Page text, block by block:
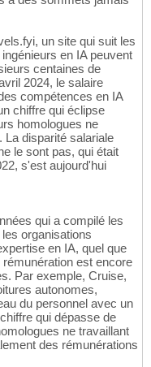
un site qui suit les
en IA peuvent
centaines de
2024, le salaire
compétences en IA
chiffre qui éclipse
homologues ne
La disparité salariale
le sont pas, qui était
s'est aujourd'hui
qui a compilé les
organisations
en IA, quel que
est encore
Par exemple, Cruise,
autonomes,
du personnel avec un
qui dépasse de
ne travaillant
des rémunérations